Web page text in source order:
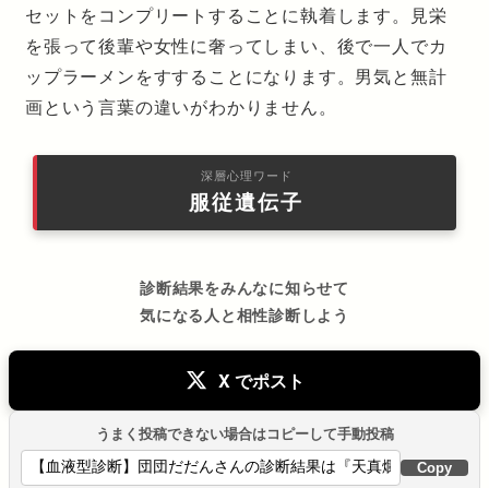
セットをコンプリートすることに執着します。見栄
を張って後輩や女性に奢ってしまい、後で一人でカ
ップラーメンをすすることになります。男気と無計
画という言葉の違いがわかりません。
深層心理ワード
服従遺伝子
診断結果をみんなに知らせて
気になる人と相性診断しよう
X でポスト
うまく投稿できない場合はコピーして手動投稿
Copy